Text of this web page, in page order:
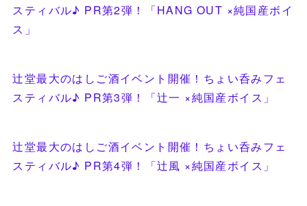
スティバル♪ PR第2弾！「HANG OUT ×純国産ボイ
ス」
辻堂最大のはしご酒イベント開催！ちょい呑みフェ
スティバル♪ PR第3弾！「辻一 ×純国産ボイス」
辻堂最大のはしご酒イベント開催！ちょい呑みフェ
スティバル♪ PR第4弾！「辻風 ×純国産ボイス」